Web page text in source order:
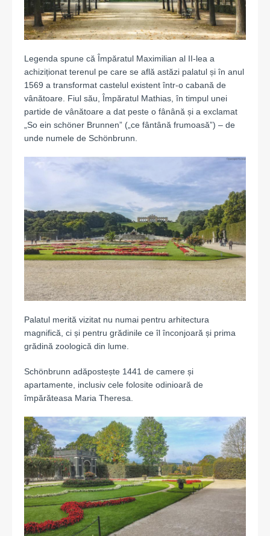
Legenda spune că Împăratul Maximilian al II-lea a
achiziționat terenul pe care se află astăzi palatul și în anul
1569 a transformat castelul existent într-o cabană de
vânătoare. Fiul său, Împăratul Mathias, în timpul unei
partide de vânătoare a dat peste o fânână și a exclamat
„So ein schöner Brunnen” („ce fântână frumoasă”) – de
unde numele de Schönbrunn.
Palatul merită vizitat nu numai pentru arhitectura
magnifică, ci și pentru grădinile ce îl înconjoară și prima
grădină zoologică din lume.
Schönbrunn adăpostește 1441 de camere și
apartamente, inclusiv cele folosite odinioară de
împărăteasa Maria Theresa.